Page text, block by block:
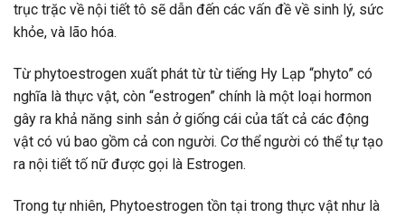
trục trặc về nội tiết tô sẽ dẫn đến các vấn đề về sinh lý, sức
khỏe, và lão hóa.
Từ phytoestrogen xuất phát từ từ tiếng Hy Lạp “phyto” có
nghĩa là thực vật, còn “estrogen” chính là một loại hormon
gây ra khả năng sinh sản ở giống cái của tất cả các động
vật có vú bao gồm cả con người. Cơ thể người có thể tự tạo
ra nội tiết tố nữ được gọi là Estrogen.
Trong tự nhiên, Phytoestrogen tồn tại trong thực vật như là